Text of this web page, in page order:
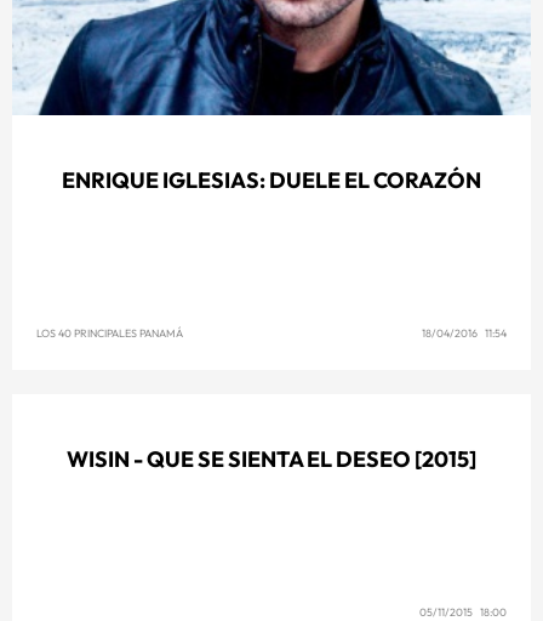
ENRIQUE IGLESIAS: DUELE EL CORAZÓN
LOS 40 PRINCIPALES PANAMÁ 18/04/2016 11:54
WISIN - QUE SE SIENTA EL DESEO [2015]
05/11/2015 18:00